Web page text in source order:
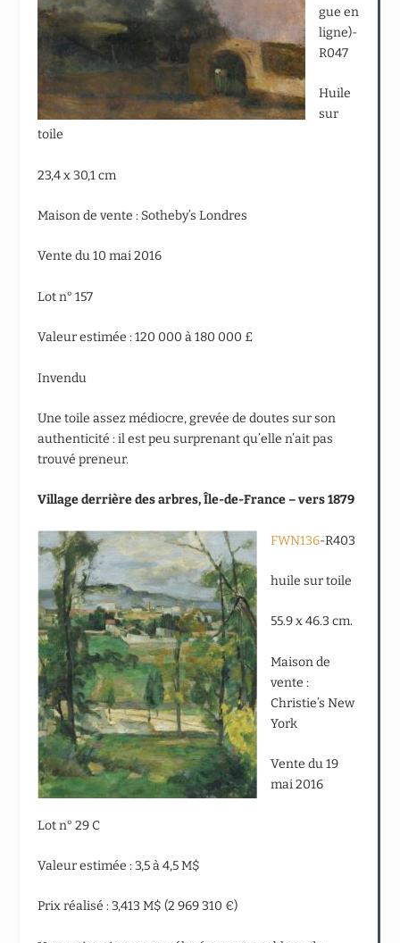
gue en
ligne)-
R047
Huile
sur
toile
23,4 x 30,1 cm
Maison de vente : Sotheby’s Londres
Vente du 10 mai 2016
Lot n° 157
Valeur estimée : 120 000 à 180 000 £
Invendu
Une toile assez médiocre, grevée de doutes sur son
authenticité : il est peu surprenant qu’elle n’ait pas
trouvé preneur.
Village derrière des arbres, Île-de-France – vers 1879
FWN136-R403
huile sur toile
55.9 x 46.3 cm.
Maison de
vente :
Christie’s New
York
Vente du 19
mai 2016
Lot n° 29 C
Valeur estimée : 3,5 à 4,5 M$
Prix réalisé : 3,413 M$ (2 969 310 €)